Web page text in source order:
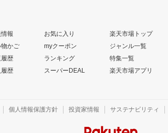
報
物かご
履歴
歴
お気に入り
myクーポン
ランキング
スーパーDEAL
楽天市場トップ
ジャンル一覧
特集一覧
楽天市場アプリ
個人情報保護方針 投資家情報 サステナビリティ